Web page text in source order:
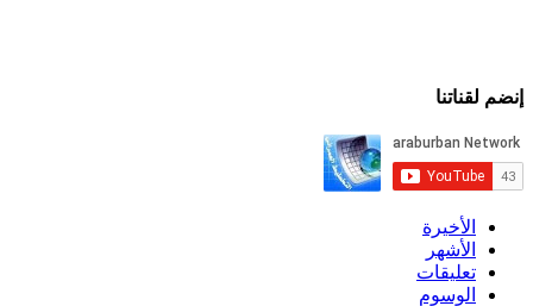
إنضم لقناتنا
الأخيرة
الأشهر
تعليقات
الوسوم